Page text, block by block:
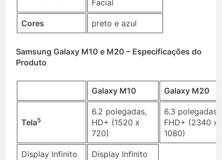
Facial
Cores preto e azul
Samsung Galaxy M10 e M20 – Especificações do
Produto
Galaxy M10 Galaxy M20
Tela5
6.2 polegadas,
HD+ (1520 x
720)
6.3 polegadas,
FHD+ (2340 x
1080)
Display Infinito Display Infinito